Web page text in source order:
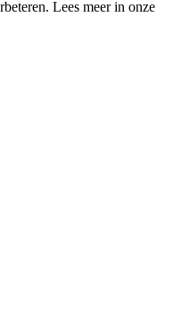
Lees meer in onze